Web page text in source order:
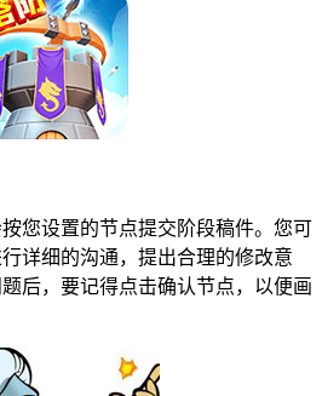
设置的节点提交阶段稿件。您可
详细的沟通，提出合理的修改意
后，要记得点击确认节点，以便画